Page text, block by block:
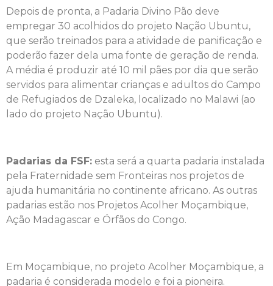
Depois de pronta, a Padaria Divino Pão deve
empregar 30 acolhidos do projeto Nação Ubuntu,
que serão treinados para a atividade de panificação e
poderão fazer dela uma fonte de geração de renda.
A média é produzir até 10 mil pães por dia que serão
servidos para alimentar crianças e adultos do Campo
de Refugiados de Dzaleka, localizado no Malawi (ao
lado do projeto Nação Ubuntu).
Padarias da FSF: esta será a quarta padaria instalada
pela Fraternidade sem Fronteiras nos projetos de
ajuda humanitária no continente africano. As outras
padarias estão nos Projetos Acolher Moçambique,
Ação Madagascar e Órfãos do Congo.
Em Moçambique, no projeto Acolher Moçambique, a
padaria é considerada modelo e foi a pioneira.